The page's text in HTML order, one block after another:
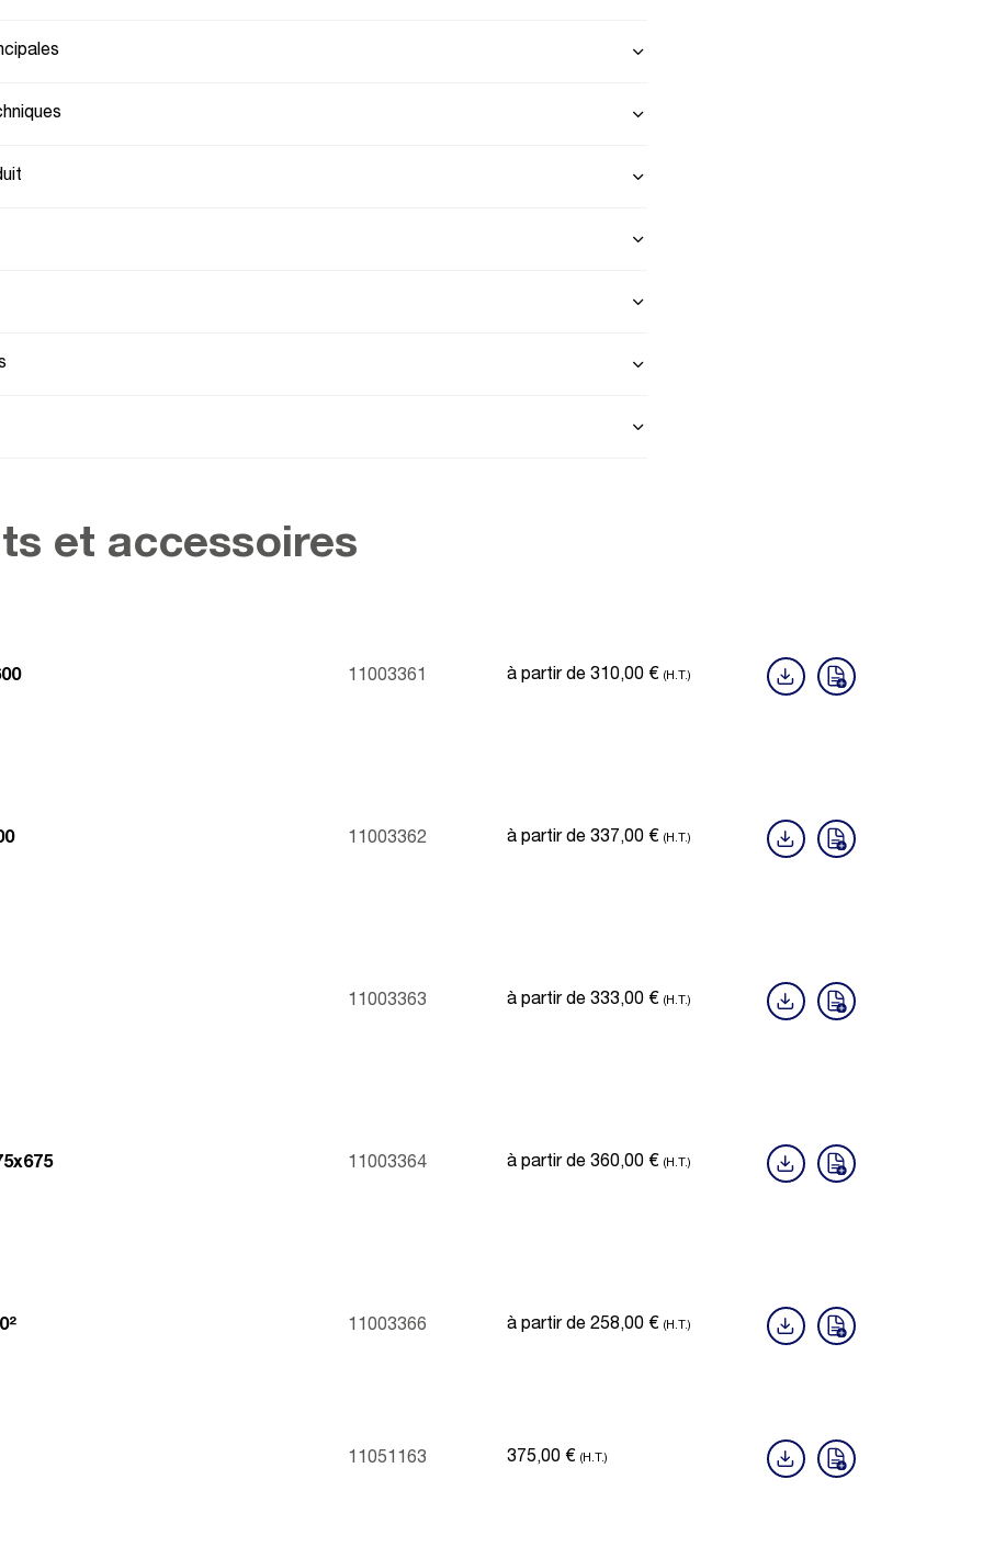
et accessoires
11003361 à partir de 310,00 € (H.T.)
11003362 à partir de 337,00 € (H.T.)
11003363 à partir de 333,00 € (H.T.)
11003364 à partir de 360,00 € (H.T.)
11003366 à partir de 258,00 € (H.T.)
11051163 375,00 € (H.T.)